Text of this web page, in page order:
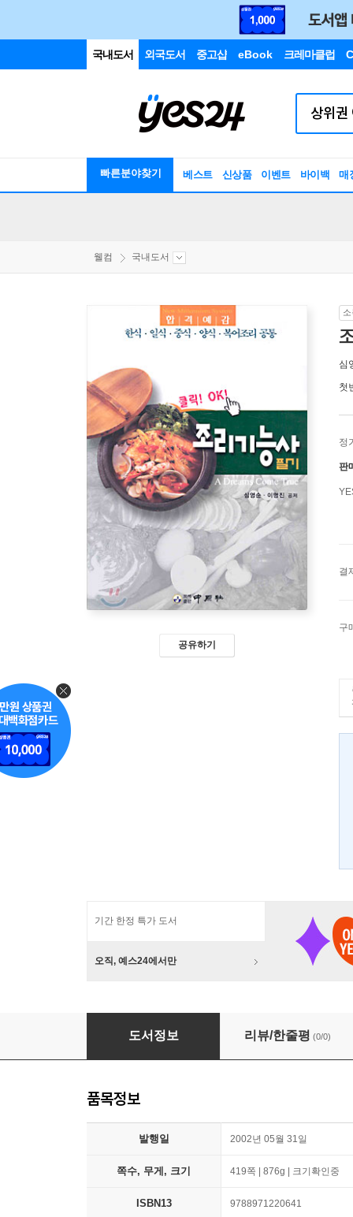
국내도서 외국도서 중고샵 eBook 크레마클럽
빠른분야찾기 베스트 신상품 이벤트 바이백 매
웰컴 국내도서
공유하기
심
첫
정
판
결
구
기간 한정 특가 도서
오직, 예스24에서만
조리기능사 필기
도서정보 리뷰/한줄평 (0/0)
품목정보
발행일 2002년 05월 31일
쪽수, 무게, 크기 419쪽 | 876g | 크기확인중
ISBN13 9788971220641